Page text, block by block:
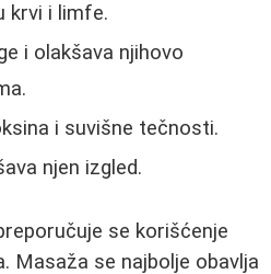
krvi i limfe.
i olakšava njihovo
i suvišne tečnosti.
njen izgled.
se korišćenje
Masaža se najbolje obavlja